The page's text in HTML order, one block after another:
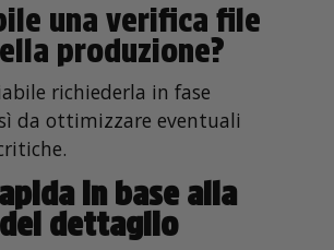
una verifica file
produzione?
richiederla in fase
da ottimizzare eventuali
in base alla
dettaglio